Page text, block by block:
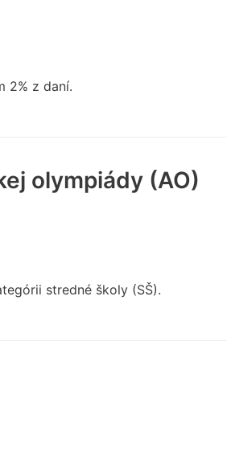
2% z daní.
olympiády (AO)
stredné školy (SŠ).